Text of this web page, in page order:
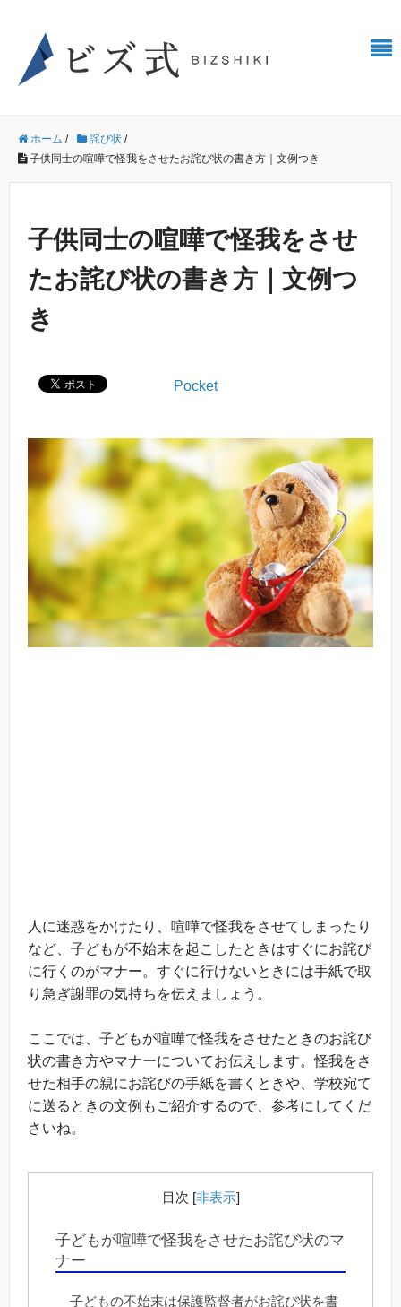
ホーム / 詫び状 /
子供同士の喧嘩で怪我をさせたお詫び状の書き方｜文例つき
子供同士の喧嘩で怪我をさせ
たお詫び状の書き方｜文例つ
き
Pocket
人に迷惑をかけたり、喧嘩で怪我をさせてしまったり
など、子どもが不始末を起こしたときはすぐにお詫び
に行くのがマナー。すぐに行けないときには手紙で取
り急ぎ謝罪の気持ちを伝えましょう。
ここでは、子どもが喧嘩で怪我をさせたときのお詫び
状の書き方やマナーについてお伝えします。怪我をさ
せた相手の親にお詫びの手紙を書くときや、学校宛て
に送るときの文例もご紹介するので、参考にしてくだ
さいね。
目次 [非表示]
子どもが喧嘩で怪我をさせたお詫び状のマ
ナー
子どもの不始末は保護監督者がお詫び状を書